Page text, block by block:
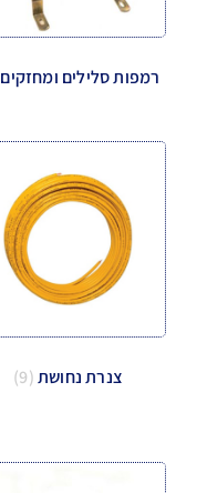
רמפות סלילים ומחזקים
צנרת נחושת(9)